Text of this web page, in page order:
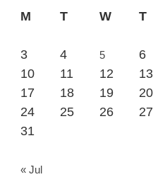
M
T W T
3
4 5 6
10
11 12 13
17
18 19 20
24
25 26 27
31
« Jul